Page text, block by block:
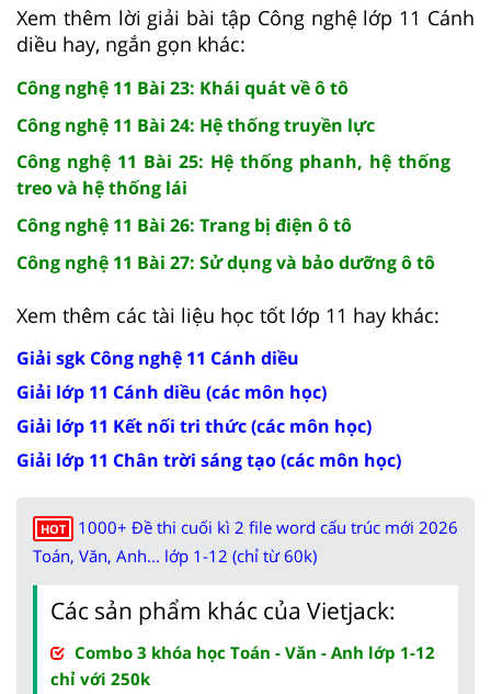
Xem thêm lời giải bài tập Công nghệ lớp 11 Cánh
diều hay, ngắn gọn khác:
Công nghệ 11 Bài 23: Khái quát về ô tô
Công nghệ 11 Bài 24: Hệ thống truyền lực
Công nghệ 11 Bài 25: Hệ thống phanh, hệ thống
treo và hệ thống lái
Công nghệ 11 Bài 26: Trang bị điện ô tô
Công nghệ 11 Bài 27: Sử dụng và bảo dưỡng ô tô
Xem thêm các tài liệu học tốt lớp 11 hay khác:
Giải sgk Công nghệ 11 Cánh diều
Giải lớp 11 Cánh diều (các môn học)
Giải lớp 11 Kết nối tri thức (các môn học)
Giải lớp 11 Chân trời sáng tạo (các môn học)
HOT
1000+ Đề thi cuối kì 2 file word cấu trúc mới 2026
Toán, Văn, Anh... lớp 1-12 (chỉ từ 60k)
Các sản phẩm khác của Vietjack:
Combo 3 khóa học Toán - Văn - Anh lớp 1-12
chỉ với 250k